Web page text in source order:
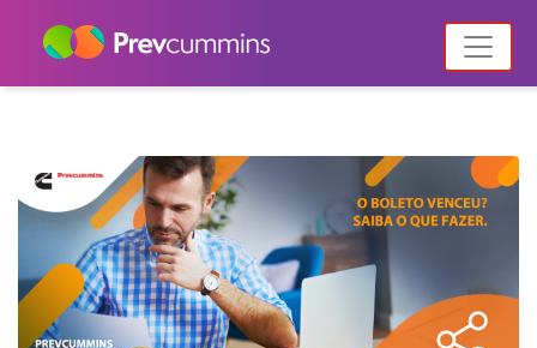
Home Notícias Posts tagged "NPC"